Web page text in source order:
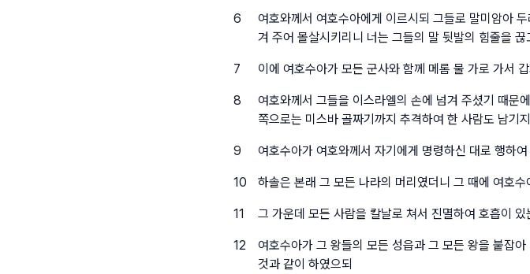
6
여호와께서 여호수아에게 이르시되 그들로 말미암아
겨 주어 몰살시키리니 너는 그들의 말 뒷발의 힘줄을
7 이에 여호수아가 모든 군사와 함께 메롬 물 가로 가서
8
여호와께서 그들을 이스라엘의 손에 넘겨 주셨기 때문
쪽으로는 미스바 골짜기까지 추격하여 한 사람도 남기
9 여호수아가 여호와께서 자기에게 명령하신 대로 행하
10 하솔은 본래 그 모든 나라의 머리였더니 그 때에 여호
11 그 가운데 모든 사람을 칼날로 쳐서 진멸하여 호흡이
12
여호수아가 그 왕들의 모든 성읍과 그 모든 왕을 붙잡
것과 같이 하였으되